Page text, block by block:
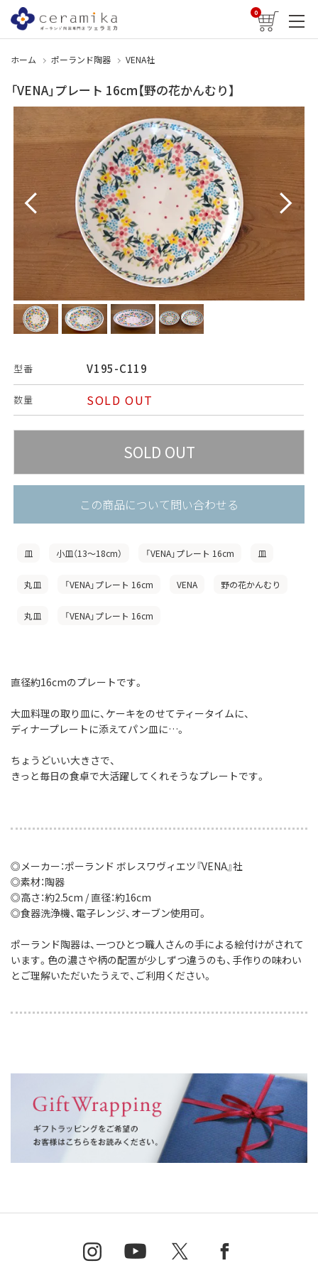
0
ホーム ポーランド陶器 VENA社
「VENA」プレート 16cm【野の花かんむり】
型番 V195-C119
数量 SOLD OUT
この商品について問い合わせる
皿 小皿（13〜18cm） 「VENA」プレート 16cm 皿
丸皿 「VENA」プレート 16cm VENA 野の花かんむり
丸皿 「VENA」プレート 16cm
直径約16cmのプレートです。
大皿料理の取り皿に、ケーキをのせてティータイムに、
ディナープレートに添えてパン皿に…。
ちょうどいい大きさで、
きっと毎日の食卓で大活躍してくれそうなプレートです。
◎メーカー：ポーランド ボレスワヴィエツ『VENA』社
◎素材：陶器
◎高さ：約2.5cm / 直径：約16cm
◎食器洗浄機、電子レンジ、オーブン使用可。
ポーランド陶器は、一つひとつ職人さんの手による絵付けがされて
います。色の濃さや柄の配置が少しずつ違うのも、手作りの味わい
とご理解いただいたうえで、ご利用ください。